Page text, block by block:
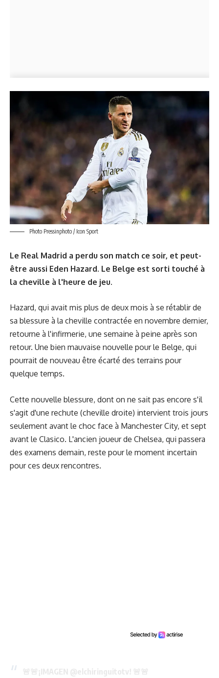
Photo Pressinphoto / Icon Sport
Le Real Madrid a perdu son match ce soir, et peut-
être aussi Eden Hazard. Le Belge est sorti touché à
la cheville à l'heure de jeu.
Hazard, qui avait mis plus de deux mois à se rétablir de
sa blessure à la cheville contractée en novembre dernier,
retourne à l'infirmerie, une semaine à peine après son
retour. Une bien mauvaise nouvelle pour le Belge, qui
pourrait de nouveau être écarté des terrains pour
quelque temps.
Cette nouvelle blessure, dont on ne sait pas encore s'il
s'agit d'une rechute (cheville droite) intervient trois jours
seulement avant le choc face à Manchester City, et sept
avant le Clasico. L'ancien joueur de Chelsea, qui passera
des examens demain, reste pour le moment incertain
pour ces deux rencontres.